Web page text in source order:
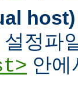
host)
정파
안에